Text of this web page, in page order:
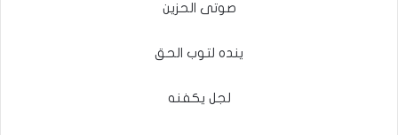
صوتى الحزين
ينده لتوب الحق
لجل يكفنه